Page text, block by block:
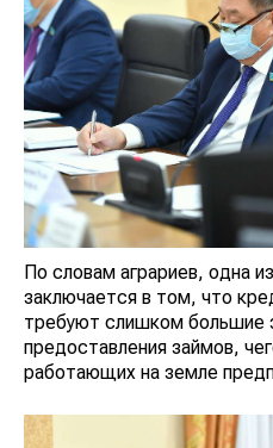
По словам аграриев, одна
заключается в том, что
требуют слишком большие
предоставления займов,
работающих на земле